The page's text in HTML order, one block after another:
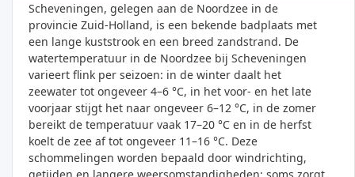
Scheveningen, gelegen aan de Noordzee in de
provincie Zuid-Holland, is een bekende badplaats met
een lange kuststrook en een breed zandstrand. De
watertemperatuur in de Noordzee bij Scheveningen
varieert flink per seizoen: in de winter daalt het
zeewater tot ongeveer 4–6 °C, in het voor- en het late
voorjaar stijgt het naar ongeveer 6–12 °C, in de zomer
bereikt de temperatuur vaak 17–20 °C en in de herfst
koelt de zee af tot ongeveer 11–16 °C. Deze
schommelingen worden bepaald door windrichting,